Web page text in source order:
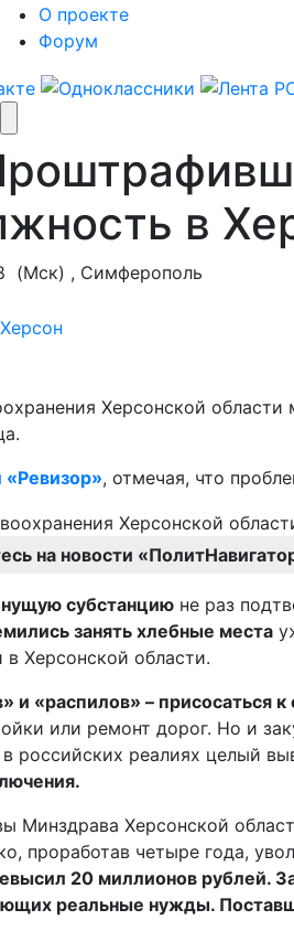
О проекте
Форум
в
(Мск) , Симферополь
Херсон
Херсонской
, отмечая, что
на новости
субстанцию не раз
занять хлебные места
в Херсонской области.
и «распилов» –
или ремонт дорог. Но и
российских реалиях целый
Минздрава Херсонской
проработав четыре года,
20 миллионов рублей.
реальные нужды.